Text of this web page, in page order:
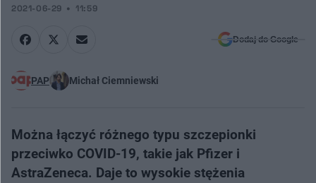
2021-06-29 11:59
Dodaj do Google
PAP Michał Ciemniewski
Można łączyć różnego typu szczepionki
przeciwko COVID-19, takie jak Pfizer i
AstraZeneca. Daje to wysokie stężenia